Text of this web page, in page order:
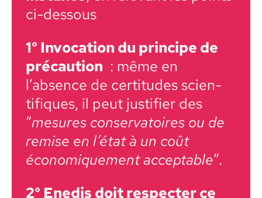
ci-dessous
1° Invo­ca­tion du principe de
pré­cau­tion : même en
l’absence de cer­ti­tudes sci­en­
tifiques, il peut jus­ti­fi­er des
“mesures con­ser­va­toires ou de
remise en l’état à un coût
économique­ment accept­able”.
2° Enedis doit respecter ce